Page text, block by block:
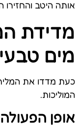
אותה היטב והחזירו
מדידת
מים
כעת מדדו את
המוליכות.
אופן